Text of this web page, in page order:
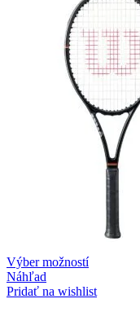
Výber možnostíTento
má
Náhľad
Pridať na wishlist